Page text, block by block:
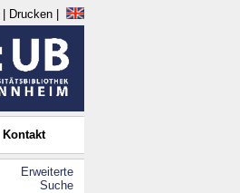
Drucken
Kontakt
Erweiterte
Suche